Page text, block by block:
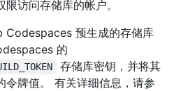
访问存储库的帐户。
Codespaces 预生成的存储库
的
存储库密钥，并将其
令牌值。 有关详细信息，请参